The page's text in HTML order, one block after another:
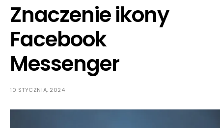
Znaczenie ikony
Facebook
Messenger
10 STYCZNIA, 2024